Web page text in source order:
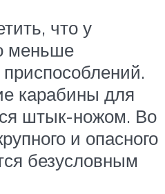
что у
меньше
карабины для
штык-ножом. Во
и опасного
безусловным